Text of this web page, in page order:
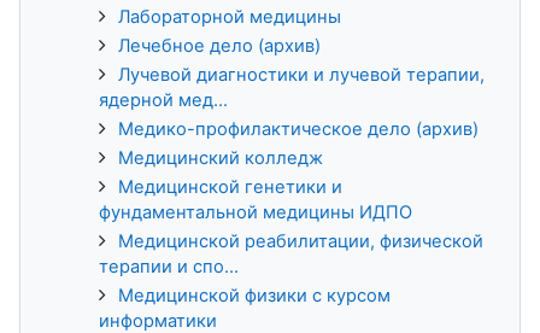
Лабораторной медицины
Лечебное дело (архив)
Лучевой диагностики и лучевой терапии,
ядерной мед...
Медико-профилактическое дело (архив)
Медицинский колледж
Медицинской генетики и
фундаментальной медицины ИДПО
Медицинской реабилитации, физической
терапии и спо...
Медицинской физики с курсом
информатики